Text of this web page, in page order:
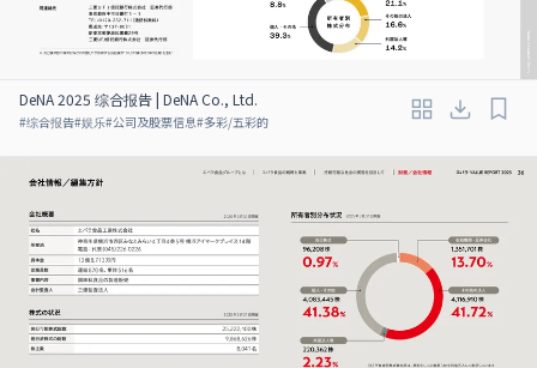
DeNA 2025 综合报告 | DeNA Co., Ltd.
#综合报告#娱乐#公司及股票信息#多彩/五彩的